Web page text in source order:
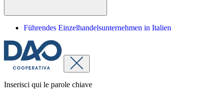
Führendes Einzelhandelsunternehmen in Italien
Inserisci qui le parole chiave